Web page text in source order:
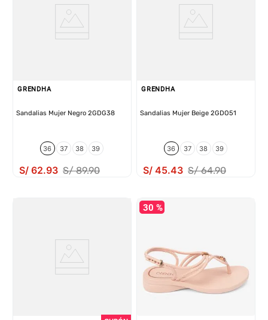
GRENDHA
Sandalias Mujer Negro 2GDG38
36 37 38 39
S/ 62.93 S/ 89.90
GRENDHA
Sandalias Mujer Beige 2GDO51
36 37 38 39
S/ 45.43 S/ 64.90
30 %